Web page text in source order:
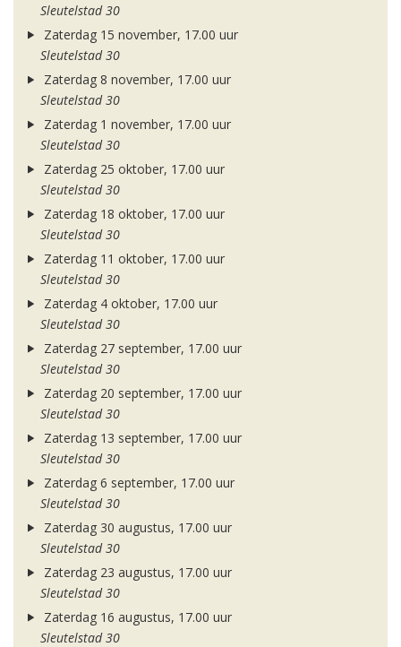
Sleutelstad 30
Zaterdag 15 november, 17.00 uur
Sleutelstad 30
Zaterdag 8 november, 17.00 uur
Sleutelstad 30
Zaterdag 1 november, 17.00 uur
Sleutelstad 30
Zaterdag 25 oktober, 17.00 uur
Sleutelstad 30
Zaterdag 18 oktober, 17.00 uur
Sleutelstad 30
Zaterdag 11 oktober, 17.00 uur
Sleutelstad 30
Zaterdag 4 oktober, 17.00 uur
Sleutelstad 30
Zaterdag 27 september, 17.00 uur
Sleutelstad 30
Zaterdag 20 september, 17.00 uur
Sleutelstad 30
Zaterdag 13 september, 17.00 uur
Sleutelstad 30
Zaterdag 6 september, 17.00 uur
Sleutelstad 30
Zaterdag 30 augustus, 17.00 uur
Sleutelstad 30
Zaterdag 23 augustus, 17.00 uur
Sleutelstad 30
Zaterdag 16 augustus, 17.00 uur
Sleutelstad 30